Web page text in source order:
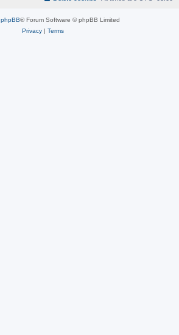
phpBB® Forum Software © phpBB Limited
Privacy| Terms